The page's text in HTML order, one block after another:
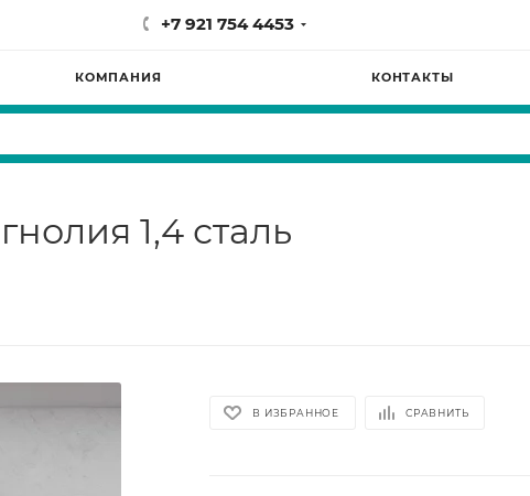
+7 921 754 4453
КОМПАНИЯ КОНТАКТЫ
1,4 сталь
В ИЗБРАННОЕ СРАВНИТЬ